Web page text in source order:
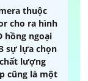
thuộc
cho ra hình
hồng ngoại
sự lựa chọn
lượng
cũng là một